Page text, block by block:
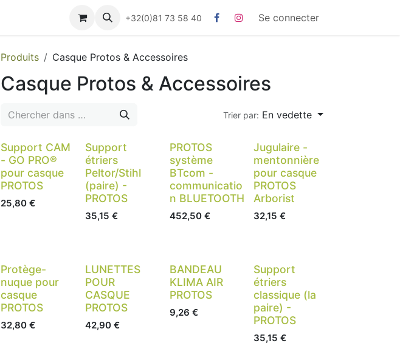
Contactez-nous +32(0)81 73 58 40 Se connecter
Produits Casque Protos & Accessoires
Casque Protos & Accessoires
Trier par: En vedette
Support CAM
- GO PRO®
pour casque
PROTOS
25,80 €
Support
étriers
Peltor/Stihl
(paire) -
PROTOS
35,15 €
PROTOS
système
BTcom -
communicatio
n BLUETOOTH
452,50€
Jugulaire -
mentonnière
pour casque
PROTOS
Arborist
32,15 €
Protège-
nuque pour
casque
PROTOS
32,80 €
LUNETTES
POUR
CASQUE
PROTOS
42,90€
BANDEAU
KLIMA AIR
PROTOS
9,26 €
Support
étriers
classique (la
paire) -
PROTOS
35,15 €